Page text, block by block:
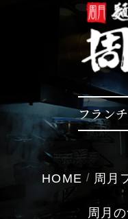
フラン
HOME 周月
周月